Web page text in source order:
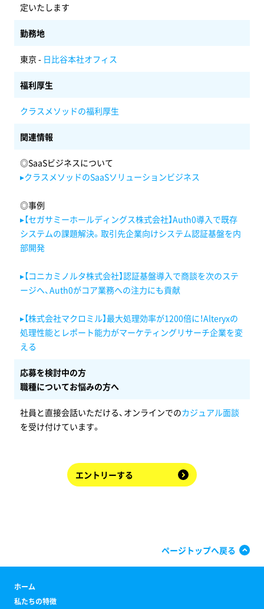
定いたします
勤務地
東京 - 日比谷本社オフィス
福利厚生
クラスメソッドの福利厚生
関連情報
◎SaaSビジネスについて
▸クラスメソッドのSaaSソリューションビジネス
◎事例
▸【セガサミーホールディングス株式会社】Auth0導入で既存
システムの課題解決。取引先企業向けシステム認証基盤を内
部開発
▸【コニカミノルタ株式会社】認証基盤導入で商談を次のステ
ージへ、Auth0がコア業務への注力にも貢献
▸【株式会社マクロミル】最大処理効率が1200倍に！Alteryxの
処理性能とレポート能力がマーケティングリサーチ企業を変
える
応募を検討中の方
職種についてお悩みの方へ
社員と直接会話いただける、オンラインでのカジュアル面談
を受け付けています。
エントリーする
ページトップへ戻る
ホーム
私たちの特徴